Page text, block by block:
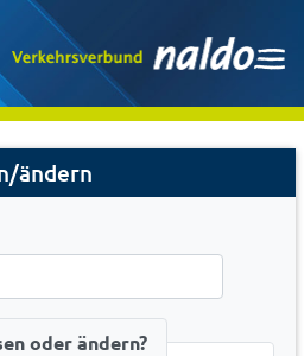
ändern
oder ändern?